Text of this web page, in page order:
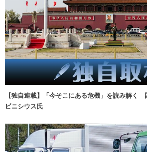
【独自連載】「今そこにある危機」を読み解く
ビニシウス氏